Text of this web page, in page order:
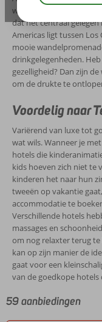
winkels,
dat het centraal
Americas ligt tussen Los
mooie
drinkgelegenheden.
gezelligheid? Dan zijn
om de drukte te
Voordelig naar
Variërend van luxe tot
wat wils. Wanneer je
hotels die
kids hoeven zich niet te
kinderen het naar hun
tweeën op vakantie
accommodatie te
Verschillende hotels
massages en
om nog relaxter terug
kan op zijn manier de
gaat voor een
van de goedkope hotels
59 aanbiedingen